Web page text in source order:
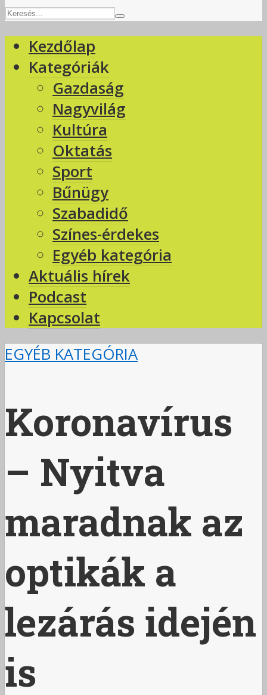
Kezdőlap
Kategóriák
Gazdaság
Nagyvilág
Kultúra
Oktatás
Sport
Bűnügy
Szabadidő
Színes-érdekes
Egyéb kategória
Aktuális hírek
Podcast
Kapcsolat
EGYÉB KATEGÓRIA
Koronavírus
– Nyitva
maradnak az
optikák a
lezárás idején
is